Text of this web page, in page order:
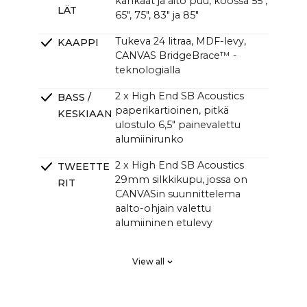
LÄT
65", 75", 83" ja 85"
KAAPPI
Tukeva 24 litraa, MDF-levy,
CANVAS BridgeBrace™ -
teknologialla
BASS /
KESKIAAN
2 x High End SB Acoustics
paperikartioinen, pitkä
ulostulo 6,5" painevalettu
alumiinirunko
TWEETTE
RIT
2 x High End SB Acoustics
29mm silkkikupu, jossa on
CANVASin suunnittelema
aalto-ohjain valettu
alumiininen etulevy
pienihäviöinen korkea
View all